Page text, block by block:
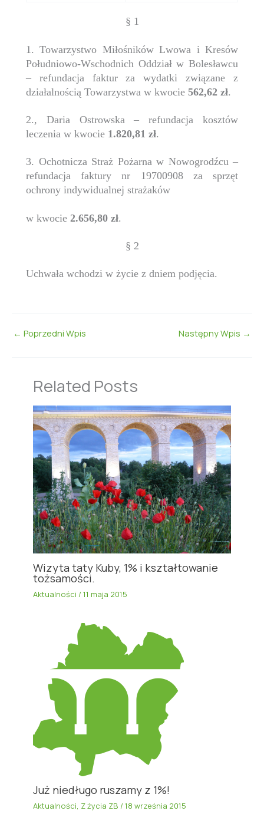
§ 1
1. Towarzystwo Miłośników Lwowa i Kresów
Południowo-Wschodnich Oddział w Bolesławcu
– refundacja faktur za wydatki związane z
działalnością Towarzystwa w kwocie 562,62 zł.
2., Daria Ostrowska – refundacja kosztów
leczenia w kwocie 1.820,81 zł.
3. Ochotnicza Straż Pożarna w Nowogrodźcu –
refundacja faktury nr 19700908 za sprzęt
ochrony indywidualnej strażaków
w kwocie 2.656,80 zł.
§ 2
Uchwała wchodzi w życie z dniem podjęcia.
← Poprzedni Wpis Następny Wpis →
Related Posts
Wizyta taty Kuby, 1% i kształtowanie
tożsamości.
Aktualności /11 maja 2015
Już niedługo ruszamy z 1%!
Aktualności, Z życia ZB /18 września 2015